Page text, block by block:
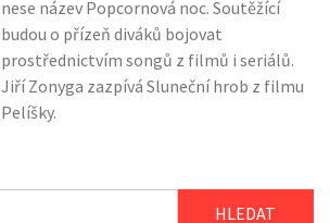
nese název Popcornová noc. Soutěžící
budou o přízeň diváků bojovat
prostřednictvím songů z filmů i seriálů.
Jiří Zonyga zazpívá Sluneční hrob z filmu
Pelíšky.